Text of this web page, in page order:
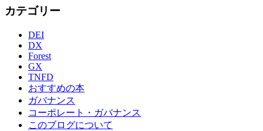
カテゴリー
DEI
DX
Forest
GX
TNFD
おすすめの本
ガバナンス
コーポレート・ガバナンス
このブログについて